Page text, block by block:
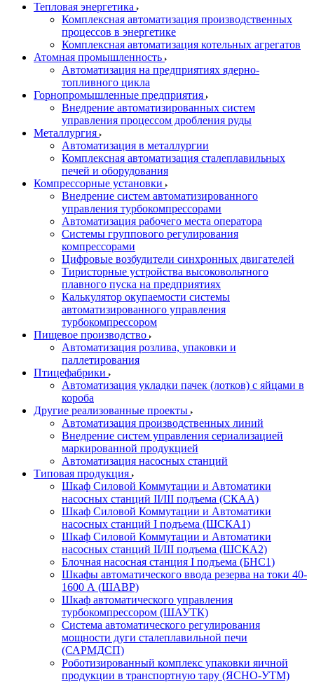
Тепловая энергетика
Комплексная автоматизация производственных
процессов в энергетике
Комплексная автоматизация котельных агрегатов
Атомная промышленность
Автоматизация на предприятиях ядерно-
топливного цикла
Горнопромышленные предприятия
Внедрение автоматизированных систем
управления процессом дробления руды
Металлургия
Автоматизация в металлургии
Комплексная автоматизация сталеплавильных
печей и оборудования
Компрессорные установки
Внедрение систем автоматизированного
управления турбокомпрессорами
Автоматизация рабочего места оператора
Системы группового регулирования
компрессорами
Цифровые возбудители синхронных двигателей
Тиристорные устройства высоковольтного
плавного пуска на предприятиях
Калькулятор окупаемости системы
автоматизированного управления
турбокомпрессором
Пищевое производство
Автоматизация розлива, упаковки и
паллетирования
Птицефабрики
Автоматизация укладки пачек (лотков) с яйцами в
короба
Другие реализованные проекты
Автоматизация производственных линий
Внедрение систем управления сериализацией
маркированной продукцией
Автоматизация насосных станций
Типовая продукция
Шкаф Силовой Коммутации и Автоматики
насосных станций II/III подъема (СКАА)
Шкаф Силовой Коммутации и Автоматики
насосных станций I подъема (ШСКА1)
Шкаф Силовой Коммутации и Автоматики
насосных станций II/III подъема (ШСКА2)
Блочная насосная станция I подъема (БНС1)
Шкафы автоматического ввода резерва на токи 40-
1600 А (ШАВР)
Шкаф автоматического управления
турбокомпрессором (ШАУТК)
Система автоматического регулирования
мощности дуги сталеплавильной печи
(САРМДСП)
Роботизированный комплекс упаковки яичной
продукции в транспортную тару (ЯСНО-УТМ)